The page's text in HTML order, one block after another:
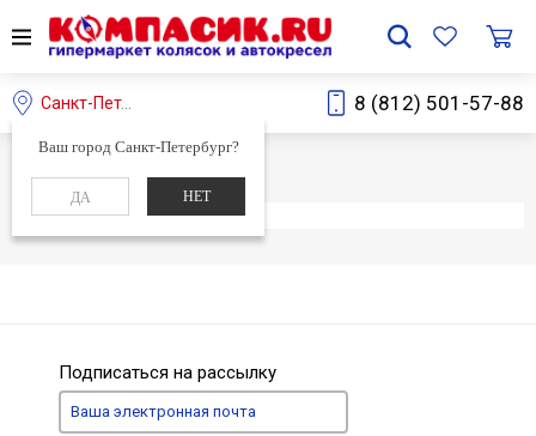
Санкт-Петербург
Ваш город Санкт-Петербург?
ДА НЕТ
8 (812) 501-57-88
Главная Каталог
Элемент не найден
Подписаться на рассылку